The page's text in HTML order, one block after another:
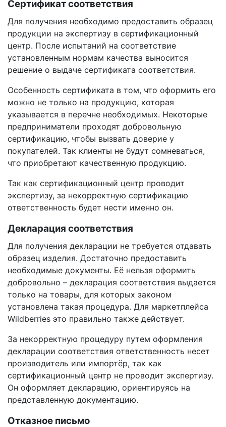
Сертификат соответствия
Для получения необходимо предоставить образец
продукции на экспертизу в сертификационный
центр. После испытаний на соответствие
установленным нормам качества выносится
решение о выдаче сертификата соответствия.
Особенность сертификата в том, что оформить его
можно не только на продукцию, которая
указывается в перечне необходимых. Некоторые
предприниматели проходят добровольную
сертификацию, чтобы вызвать доверие у
покупателей. Так клиенты не будут сомневаться,
что приобретают качественную продукцию.
Так как сертификационный центр проводит
экспертизу, за некорректную сертификацию
ответственность будет нести именно он.
Декларация соответствия
Для получения декларации не требуется отдавать
образец изделия. Достаточно предоставить
необходимые документы. Её нельзя оформить
добровольно – декларация соответствия выдается
только на товары, для которых законом
установлена такая процедура. Для маркетплейса
Wildberries это правильно также действует.
За некорректную процедуру путем оформления
декларации соответствия ответственность несет
производитель или импортёр, так как
сертификационный центр не проводит экспертизу.
Он оформляет декларацию, ориентируясь на
представленную документацию.
Отказное письмо